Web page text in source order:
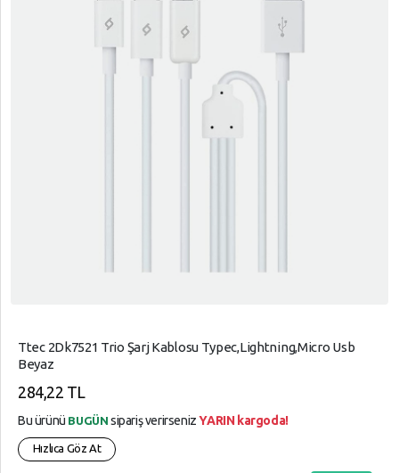
Ttec 2Dk7521 Trio Şarj Kablosu Typec,Lightning,Micro Usb
Beyaz
284,22 TL
Bu ürünü BUGÜN sipariş verirsenizYARIN kargoda!
Hızlıca Göz At